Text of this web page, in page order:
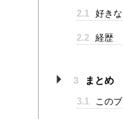
2.1 好きな
2.2 経歴
3 まとめ
3.1 この